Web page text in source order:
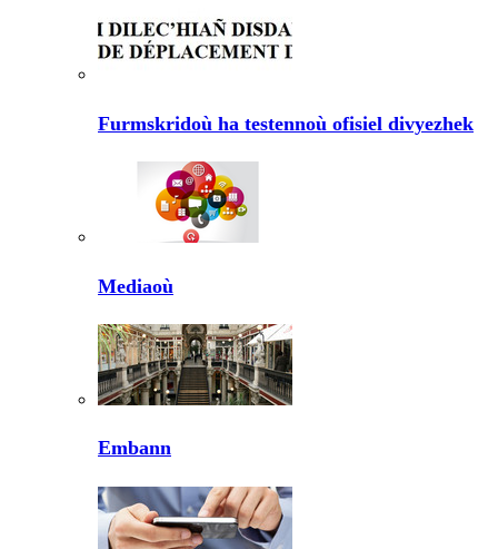
Furmskridoù ha testennoù ofisiel divyezhek
Mediaoù
Embann